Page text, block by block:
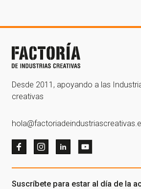
Desde 2011, apoyando a las
creativas
Suscríbete para estar al día de la